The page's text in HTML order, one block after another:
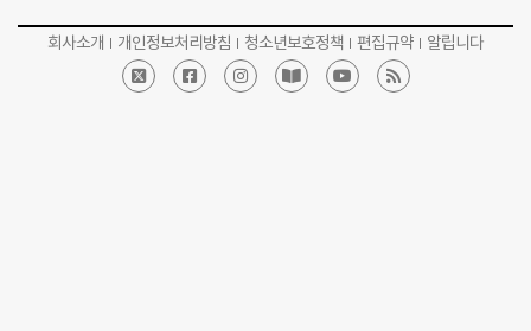
회사소개 개인정보처리방침 청소년보호정책 편집규약 알립니다